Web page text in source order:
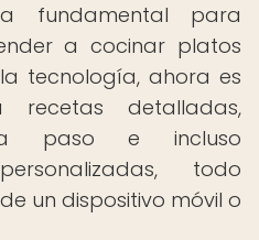
fundamental para
a cocinar platos
tecnología, ahora es
detalladas,
paso e incluso
todo
un dispositivo móvil o